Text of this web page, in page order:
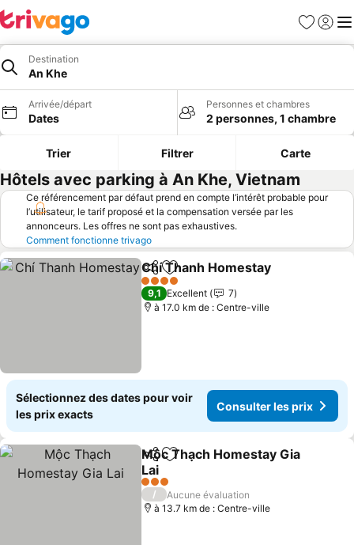
Favoris
Se
Destination
An Khe
Arrivée/départ
Dates
Personnes et chambres
2 personnes, 1 chambre
Trier Filtrer Carte
Hôtels avec parking à An Khe, Vietnam
Ce référencement par défaut prend en compte l’intérêt probable pour
l’utilisateur, le tarif proposé et la compensation versée par les
annonceurs. Les offres ne sont pas exhaustives.
Comment fonctionne trivago
PartagerAjouter à mes favoris
Chí Thanh Homestay
4 Étoiles
9,1 Excellent
7
à 17.0 km de : Centre-ville
Sélectionnez des dates pour voir
les prix exacts
Consulter les prix
PartagerAjouter à mes favoris
Mộc Thạch Homestay Gia
Lai
3 Étoiles
/
Aucune évaluation
à 13.7 km de : Centre-ville